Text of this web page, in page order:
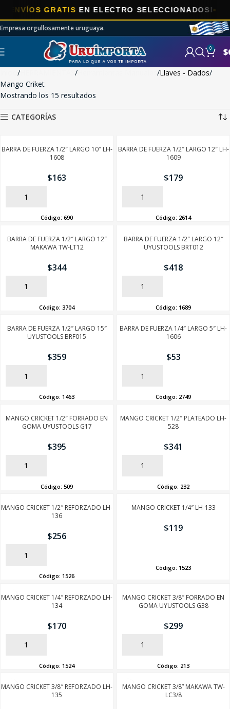
GRATISEN ELECTRO SELECCIONADOS!
Empresa orgullosamente uruguaya.
0 $
Llaves - Dados
Mango Criket
Mostrando los 15 resultados
CATEGORÍAS
BARRA DE FUERZA 1/2″ LARGO 10″ LH-
1608
$163
AÑADIR
Código: 690
BARRA DE FUERZA 1/2″ LARGO 12″ LH-
1609
$179
AÑADIR
Código: 2614
BARRA DE FUERZA 1/2″ LARGO 12″
MAKAWA TW-LT12
$344
AÑADIR
Código: 3704
BARRA DE FUERZA 1/2″ LARGO 12″
UYUSTOOLS BRT012
$418
AÑADIR
Código: 1689
BARRA DE FUERZA 1/2″ LARGO 15″
UYUSTOOLS BRF015
$359
AÑADIR
Código: 1463
BARRA DE FUERZA 1/4″ LARGO 5″ LH-
1606
$53
AÑADIR
Código: 2749
MANGO CRICKET 1/2″ FORRADO EN
GOMA UYUSTOOLS G17
$395
AÑADIR
Código: 509
MANGO CRICKET 1/2″ PLATEADO LH-
528
$341
AÑADIR
Código: 232
MANGO CRICKET 1/2″ REFORZADO LH-
136
$256
AÑADIR
Código: 1526
MANGO CRICKET 1/4″ LH-133
$119
Código: 1523
MANGO CRICKET 1/4″ REFORZADO LH-
134
$170
AÑADIR
Código: 1524
MANGO CRICKET 3/8″ FORRADO EN
GOMA UYUSTOOLS G38
$299
AÑADIR
Código: 213
MANGO CRICKET 3/8″ REFORZADO LH-
135
MANGO CRICKET 3/8” MAKAWA TW-
LC3/8